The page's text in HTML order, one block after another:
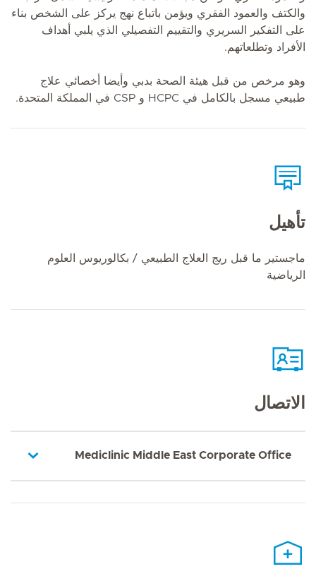
والكتف والعمود الفقري ويؤمن باتباع نهج يركز على الشخص بناء
على التفكير السريري والتقييم التفصيلي الذي يلبي أهداف
الأفراد وتطلعاتهم.
وهو مرخص من قبل هيئة الصحة بدبي وأيضا أخصائي علاج
طبيعي مسجل بالكامل في HCPC و CSP في المملكة المتحدة.
تأهيل
ماجستير ما قبل ريج العلاج الطبيعي / بكالوريوس العلوم
الرياضية
الاتصال
Mediclinic Middle East Corporate Office